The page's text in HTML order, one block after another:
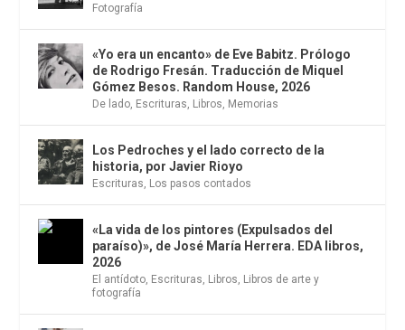
Fotografía
«Yo era un encanto» de Eve Babitz. Prólogo
de Rodrigo Fresán. Traducción de Miquel
Gómez Besos. Random House, 2026
De lado, Escrituras, Libros, Memorias
Los Pedroches y el lado correcto de la
historia, por Javier Rioyo
Escrituras, Los pasos contados
«La vida de los pintores (Expulsados del
paraíso)», de José María Herrera. EDA libros,
2026
El antídoto, Escrituras, Libros, Libros de arte y
fotografía